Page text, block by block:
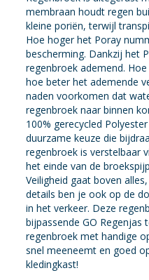
membraan houdt regen
kleine poriën, terwijl
Hoe hoger het Poray
bescherming. Dankzij het
regenbroek ademend.
hoe beter het ademende
naden voorkomen dat
regenbroek naar binnen
100% gerecycled
duurzame keuze die
regenbroek is verstelbaar
het einde van de
Veiligheid gaat boven
details ben je ook op de
in het verkeer. Deze
bijpassende GO Regenjas
regenbroek met handige
snel meeneemt en goed
kledingkast!